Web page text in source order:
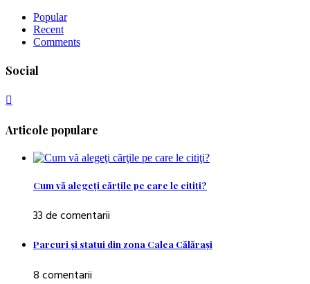
Popular
Recent
Comments
Social
Articole populare
Cum vă alegeţi cărţile pe care le citiţi?
33 de comentarii
Parcuri şi statui din zona Calea Călăraşi
8 comentarii